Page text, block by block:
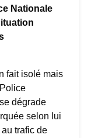
Nationale
fait isolé mais
dégrade
selon lui
trafic de